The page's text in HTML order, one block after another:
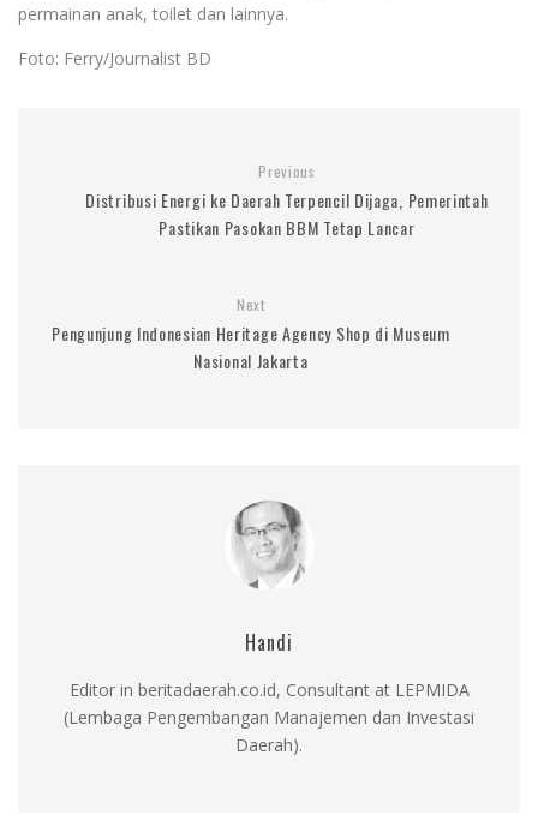
permainan anak, toilet dan lainnya.
Foto: Ferry/Journalist BD
Previous
Distribusi Energi ke Daerah Terpencil Dijaga, Pemerintah
Pastikan Pasokan BBM Tetap Lancar
Next
Pengunjung Indonesian Heritage Agency Shop di Museum
Nasional Jakarta
Handi
Editor in beritadaerah.co.id, Consultant at LEPMIDA
(Lembaga Pengembangan Manajemen dan Investasi
Daerah).